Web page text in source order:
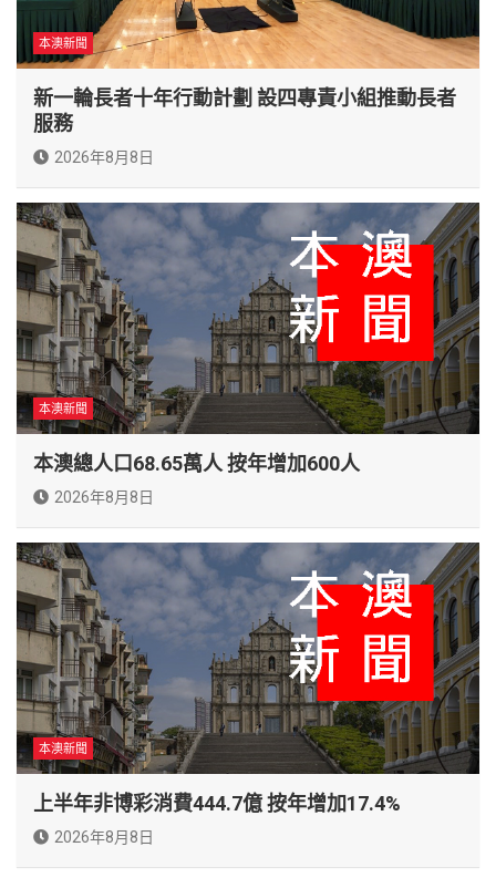
本澳新聞
新一輪長者十年行動計劃 設四專責小組推動長者
服務
2026年8月8日
本澳新聞
本澳總人口68.65萬人 按年增加600人
2026年8月8日
本澳新聞
上半年非博彩消費444.7億 按年增加17.4%
2026年8月8日